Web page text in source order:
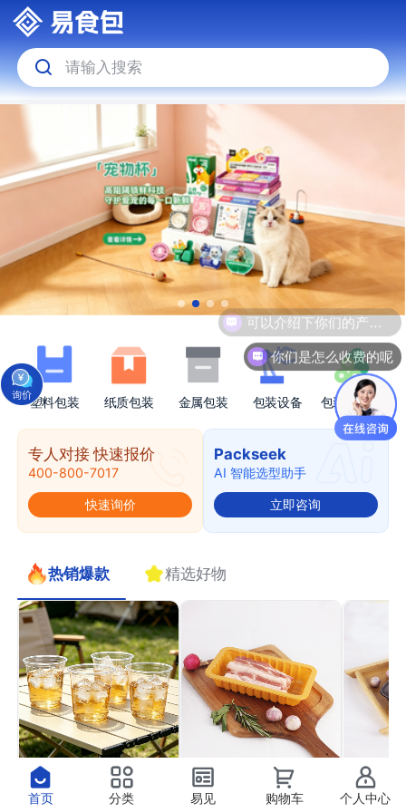
请输入搜索
塑料包装 纸质包装 金属包装 包装设备 包装原材料
专人对接 快速报价
400-800-7017
快速询价
Packseek
AI 智能选型助手
立即咨询
热销爆款 精选好物
PET果切杯11 PP气调托盒22 PP高
首页 分类 易见 购物车 个人中心
可以介绍下你们的产品么
你们是怎么收费的呢